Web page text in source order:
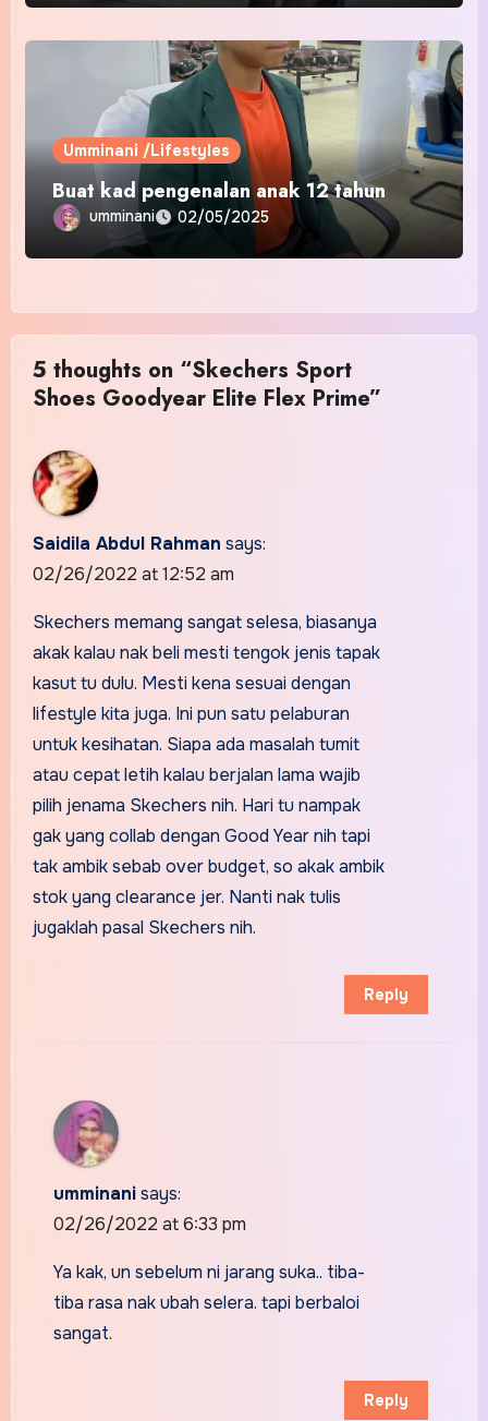
Umminani /Lifestyles
Buat kad pengenalan anak 12 tahun
umminani 02/05/2025
5 thoughts on “Skechers Sport
Shoes Goodyear Elite Flex Prime”
Saidila Abdul Rahman says:
02/26/2022 at 12:52 am
Skechers memang sangat selesa, biasanya
akak kalau nak beli mesti tengok jenis tapak
kasut tu dulu. Mesti kena sesuai dengan
lifestyle kita juga. Ini pun satu pelaburan
untuk kesihatan. Siapa ada masalah tumit
atau cepat letih kalau berjalan lama wajib
pilih jenama Skechers nih. Hari tu nampak
gak yang collab dengan Good Year nih tapi
tak ambik sebab over budget, so akak ambik
stok yang clearance jer. Nanti nak tulis
jugaklah pasal Skechers nih.
Reply
umminanisays:
02/26/2022 at 6:33 pm
Ya kak, un sebelum ni jarang suka.. tiba-
tiba rasa nak ubah selera. tapi berbaloi
sangat.
Reply